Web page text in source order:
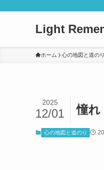
Light
ホーム 心の地図と道のり
憧れ
2025
12/01
心の地図と道のり